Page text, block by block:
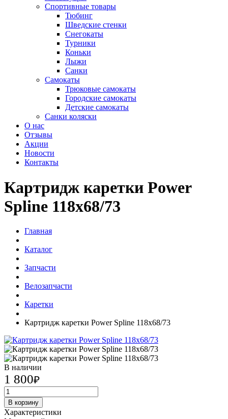
Спортивные товары
Тюбинг
Шведские стенки
Снегокаты
Турники
Коньки
Лыжи
Санки
Самокаты
Трюковые самокаты
Городские самокаты
Детские самокаты
Санки коляски
О нас
Отзывы
Акции
Новости
Контакты
Картридж каретки Power
Spline 118x68/73
Главная
Каталог
Запчасти
Велозапчасти
Каретки
Картридж каретки Power Spline 118x68/73
В наличии
1 800₽
В корзину
Характеристики